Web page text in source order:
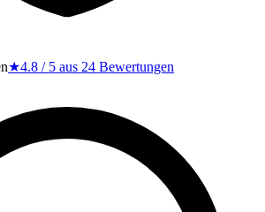
★4.8 / 5 aus 24 Bewertungen